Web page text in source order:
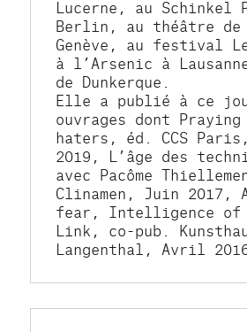
Lucerne, au Schinkel
Berlin, au théâtre de
Genève, au festival
à l’Arsenic à
de Dunkerque.
Elle a publié à ce
ouvrages dont
haters, éd. CCS
2019, L’âge des
avec Pacôme
Clinamen, Juin
fear, Intelligence of
Link, co-pub.
Langenthal, Avril